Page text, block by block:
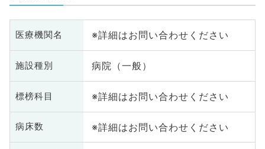
医療機関名 ※詳細はお問い合わせください
施設種別 病院（一般）
標榜科目 ※詳細はお問い合わせください
病床数 ※詳細はお問い合わせください